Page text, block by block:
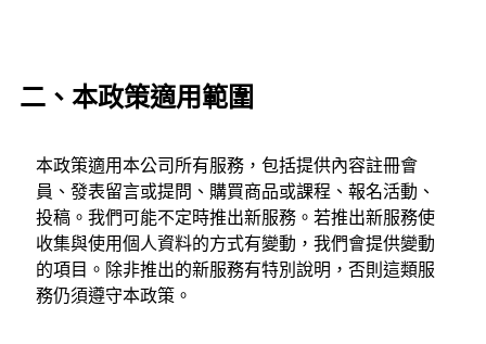
二、本政策適用範圍
本政策適用本公司所有服務，包括提供內容註冊會
員、發表留言或提問、購買商品或課程、報名活動、
投稿。我們可能不定時推出新服務。若推出新服務使
收集與使用個人資料的方式有變動，我們會提供變動
的項目。除非推出的新服務有特別說明，否則這類服
務仍須遵守本政策。